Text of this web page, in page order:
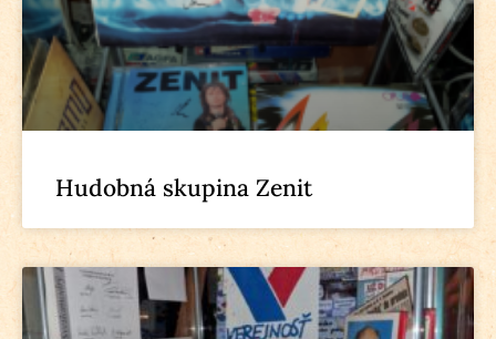
Hudobná skupina Zenit